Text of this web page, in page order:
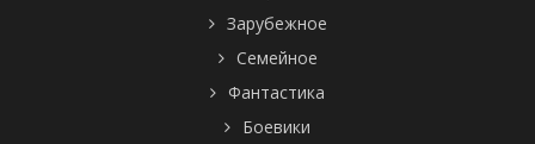
Зарубежное
Семейное
Фантастика
Боевики